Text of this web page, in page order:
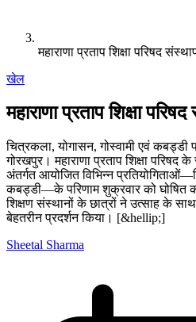
महाराणा प्रताप शिक्षा परिषद
खेल
महाराणा प्रताप शिक्षा
चित्रकला, योगासन, गोस्वामी एवं कबड्डी
गोरखपुर। महाराणा प्रताप शिक्षा
अंतर्गत आयोजित विभिन्न
कबड्डी—के परिणाम शुक्रवार को घोषित
शिक्षण संस्थानों के छात्रों ने उत्साह के
बेहतरीन प्रदर्शन किया। [&hellip;]
Sheetal Sharma